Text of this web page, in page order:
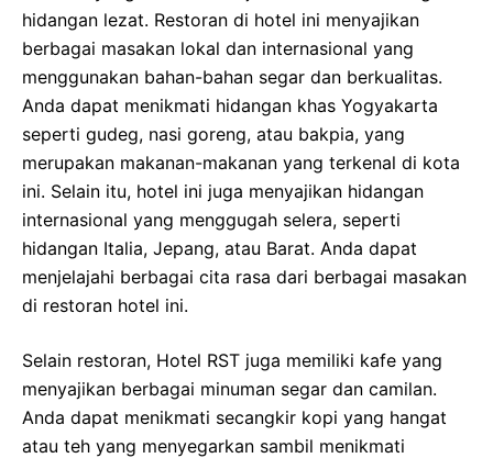
hidangan lezat. Restoran di hotel ini menyajikan
berbagai masakan lokal dan internasional yang
menggunakan bahan-bahan segar dan berkualitas.
Anda dapat menikmati hidangan khas Yogyakarta
seperti gudeg, nasi goreng, atau bakpia, yang
merupakan makanan-makanan yang terkenal di kota
ini. Selain itu, hotel ini juga menyajikan hidangan
internasional yang menggugah selera, seperti
hidangan Italia, Jepang, atau Barat. Anda dapat
menjelajahi berbagai cita rasa dari berbagai masakan
di restoran hotel ini.
Selain restoran, Hotel RST juga memiliki kafe yang
menyajikan berbagai minuman segar dan camilan.
Anda dapat menikmati secangkir kopi yang hangat
atau teh yang menyegarkan sambil menikmati